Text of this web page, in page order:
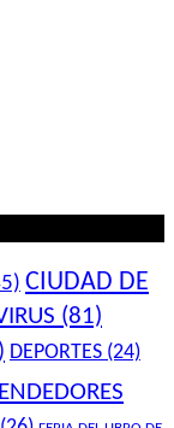
CIUDAD DE
(81)
DEPORTES (24)